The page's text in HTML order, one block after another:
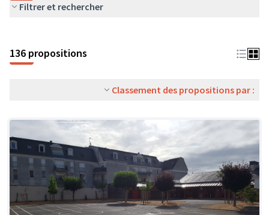
Filtrer et rechercher
136 propositions
Classement des propositions par :